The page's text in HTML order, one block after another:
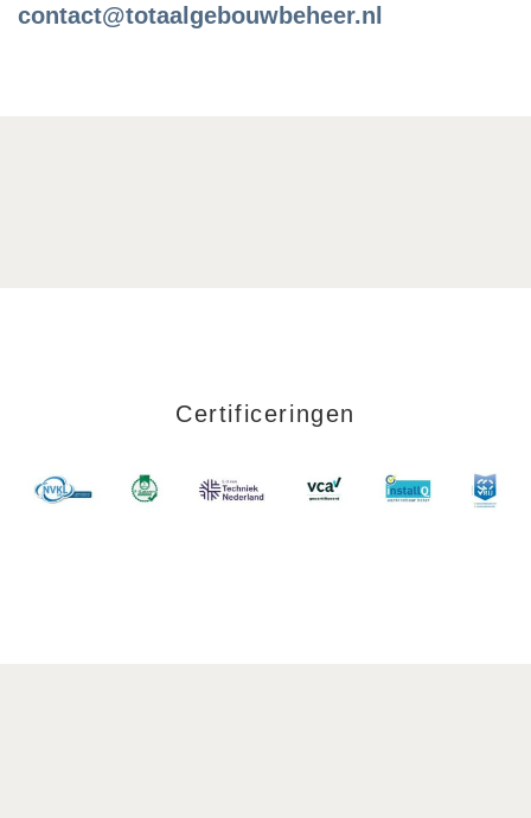
contact@totaalgebouwbeheer.nl
Certificeringen